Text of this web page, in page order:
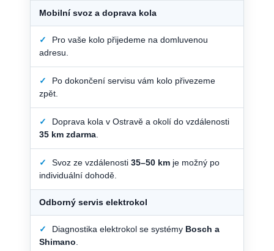
Mobilní svoz a doprava kola
✓
Pro vaše kolo přijedeme na domluvenou
adresu.
✓
Po dokončení servisu vám kolo přivezeme
zpět.
✓
Doprava kola v Ostravě a okolí do vzdálenosti
35 km zdarma.
✓ Svoz ze vzdálenosti 35–50 km je možný po
individuální dohodě.
Odborný servis elektrokol
✓ Diagnostika elektrokol se systémy Bosch a
Shimano.